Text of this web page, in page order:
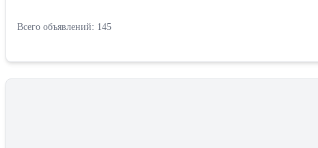
Всего объявлений: 145